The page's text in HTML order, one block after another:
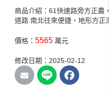
商品介紹：61快速路旁方正農
道路.南北往來便捷，地形方正
價格： 5565 萬元
修改日期：2025-02-12